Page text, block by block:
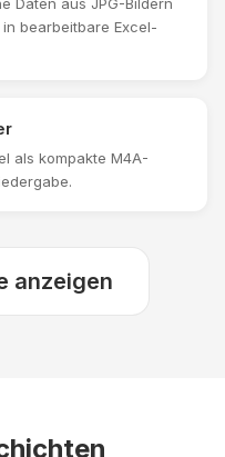
bearbeitbare Excel-
als kompakte M4A-
anzeigen